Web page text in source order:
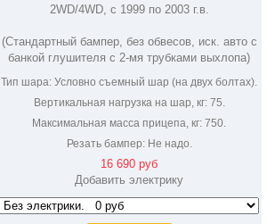
2WD/4WD, с 1999 по 2003 г.в.
(Стандартный бампер, без обвесов, иск. авто с
банкой глушителя с 2-мя трубками выхлопа)
Тип шара: Условно съемный шар (на двух болтах).
Вертикальная нагрузка на шар, кг:75.
Максимальная масса прицепа, кг: 750.
Резать бампер:Не надо.
16 690 руб
Добавить электрику